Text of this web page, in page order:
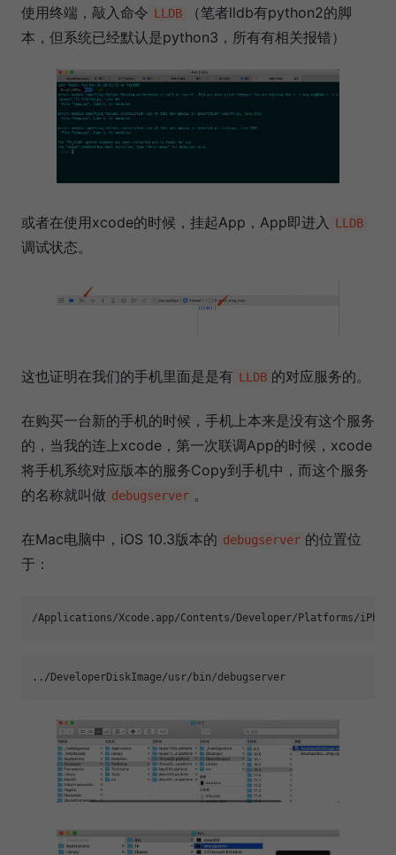
使用终端，敲入命令 LLDB
（笔者lldb有python2的脚
本，但系统已经默认是python3，所有有相关报错）
或者在使用xcode的时候，挂起App，App即进入 LLDB
调试状态。
这也证明在我们的手机里面是是有 LLDB 的对应服务的。
在购买一台新的手机的时候，手机上本来是没有这个服务
的，当我的连上xcode，第一次联调App的时候，xcode
将手机系统对应版本的服务Copy到手机中，而这个服务
的名称就叫做 debugserver 。
在Mac电脑中，iOS 10.3版本的 debugserver 的位置位
于：